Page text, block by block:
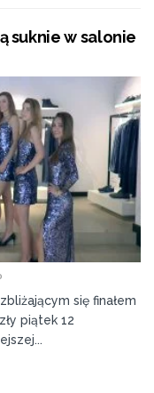
suknie w salonie
się finałem
piątek 12